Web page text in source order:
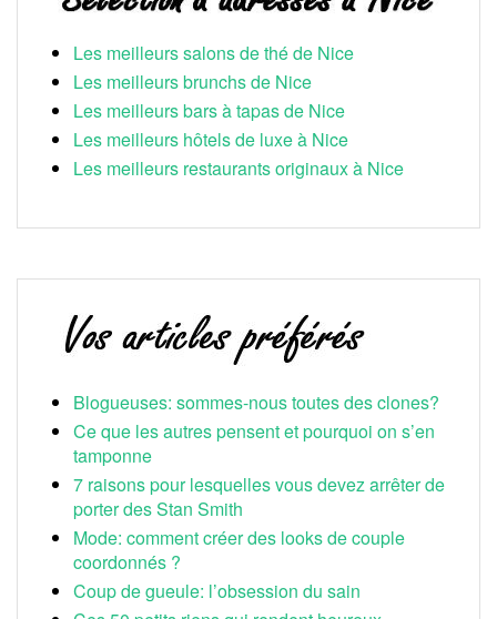
Les meilleurs salons de thé de Nice
Les meilleurs brunchs de Nice
Les meilleurs bars à tapas de Nice
Les meilleurs hôtels de luxe à Nice
Les meilleurs restaurants originaux à Nice
Blogueuses: sommes-nous toutes des clones?
Ce que les autres pensent et pourquoi on s’en
tamponne
7 raisons pour lesquelles vous devez arrêter de
porter des Stan Smith
Mode: comment créer des looks de couple
coordonnés ?
Coup de gueule: l’obsession du sain